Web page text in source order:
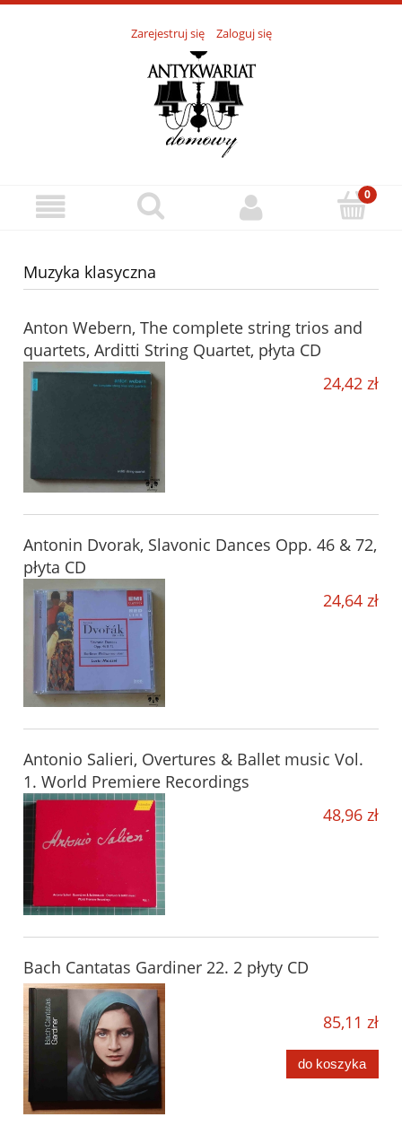
Zarejestruj się Zaloguj się
Muzyka klasyczna
Anton Webern, The complete string trios and
quartets, Arditti String Quartet, płyta CD
24,42 zł
Antonin Dvorak, Slavonic Dances Opp. 46 & 72,
płyta CD
24,64 zł
Antonio Salieri, Overtures & Ballet music Vol.
1. World Premiere Recordings
48,96 zł
Bach Cantatas Gardiner 22. 2 płyty CD
85,11 zł
do koszyka